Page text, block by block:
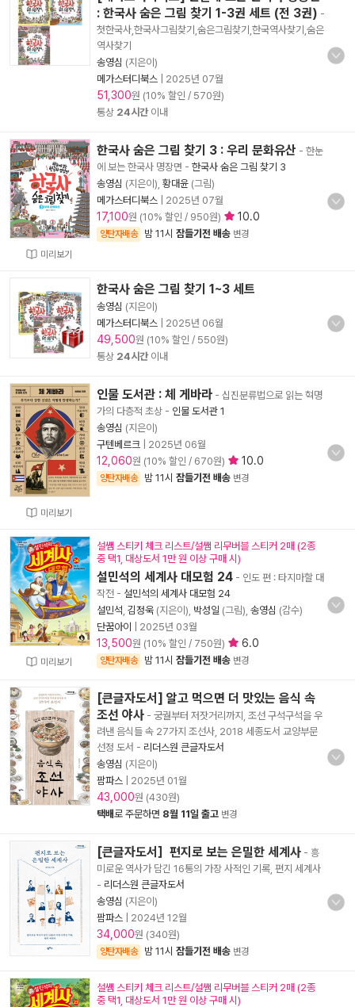
: 한국사 숨은 그림 찾기 1-3권 세트 (전 3권) -
첫한국사,한국사그림찾기,숨은그림찾기,한국역사찾기,숨은
역사찾기
송영심 (지은이)
메가스터디북스
2025년 07월
51,300원 (10% 할인 / 570원)
통상 24시간이내
미리보기
한국사 숨은 그림 찾기 3 : 우리 문화유산 - 한눈
에 보는 한국사 명장면 - 한국사 숨은 그림 찾기 3
송영심 (지은이), 황대윤 (그림)
메가스터디북스
2025년 07월
17,100원 (10% 할인 / 950원) 10.0
양탄자배송 밤 11시 잠들기전 배송 변경
한국사 숨은 그림 찾기 1~3 세트
송영심 (지은이)
메가스터디북스
2025년 06월
49,500원 (10% 할인 / 550원)
통상 24시간이내
미리보기
인물 도서관 : 체 게바라 - 십진분류법으로 읽는 혁명
가의 다층적 초상 - 인물 도서관 1
송영심 (지은이)
구텐베르크
2025년 06월
12,060원 (10% 할인 / 670원) 10.0
양탄자배송 밤 11시 잠들기전 배송 변경
미리보기
설쌤 스티키 체크 리스트/설쌤 리무버블 스티커 2매 (2종
중 택1, 대상도서 1만 원 이상 구매 시)
설민석의 세계사 대모험 24 - 인도 편 : 타지마할 대
작전 - 설민석의 세계사 대모험 24
설민석 김정욱 (지은이), 박성일 (그림), 송영심 (감수)
단꿈아이
2025년 03월
13,500원 (10% 할인 / 750원) 6.0
양탄자배송 밤 11시 잠들기전 배송 변경
[큰글자도서] 알고 먹으면 더 맛있는 음식 속
조선 야사 - 궁궐부터 저잣거리까지, 조선 구석구석을 우
려낸 음식들 속 27가지 조선사, 2018 세종도서 교양부문
선정 도서 - 리더스원 큰글자도서
송영심 (지은이)
팜파스
2025년 01월
43,000원 (430원)
택배로 주문하면 8월 11일 출고 변경
[큰글자도서］편지로 보는 은밀한 세계사 - 흥
미로운 역사가 담긴 16통의 가장 사적인 기록, 편지 세계사
- 리더스원 큰글자도서
송영심 (지은이)
팜파스
2024년 12월
34,000원 (340원)
양탄자배송 밤 11시 잠들기전 배송 변경
설쌤 스티키 체크 리스트/설쌤 리무버블 스티커 2매 (2종
중 택1, 대상도서 1만 원 이상 구매 시)